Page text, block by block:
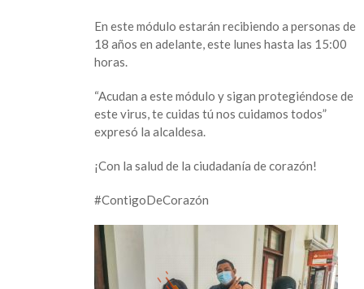
En este módulo estarán recibiendo a personas de
18 años en adelante, este lunes hasta las 15:00
horas.
“Acudan a este módulo y sigan protegiéndose de
este virus, te cuidas tú nos cuidamos todos”
expresó la alcaldesa.
¡Con la salud de la ciudadanía de corazón!
#ContigoDeCorazón